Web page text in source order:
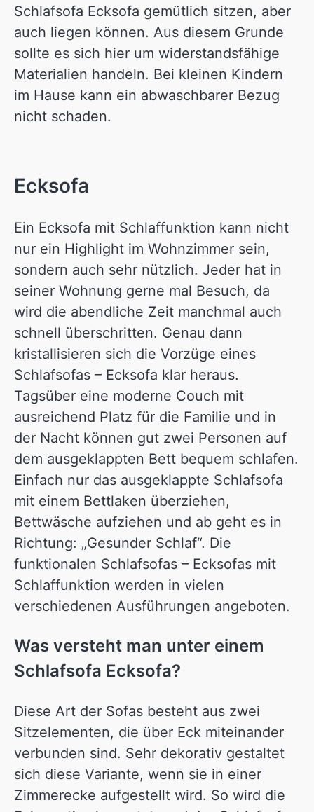
Schlafsofa Ecksofa gemütlich sitzen, aber
auch liegen können. Aus diesem Grunde
sollte es sich hier um widerstandsfähige
Materialien handeln. Bei kleinen Kindern
im Hause kann ein abwaschbarer Bezug
nicht schaden.
Ecksofa
Ein Ecksofa mit Schlaffunktion kann nicht
nur ein Highlight im Wohnzimmer sein,
sondern auch sehr nützlich. Jeder hat in
seiner Wohnung gerne mal Besuch, da
wird die abendliche Zeit manchmal auch
schnell überschritten. Genau dann
kristallisieren sich die Vorzüge eines
Schlafsofas – Ecksofa klar heraus.
Tagsüber eine moderne Couch mit
ausreichend Platz für die Familie und in
der Nacht können gut zwei Personen auf
dem ausgeklappten Bett bequem schlafen.
Einfach nur das ausgeklappte Schlafsofa
mit einem Bettlaken überziehen,
Bettwäsche aufziehen und ab geht es in
Richtung: „Gesunder Schlaf“. Die
funktionalen Schlafsofas – Ecksofas mit
Schlaffunktion werden in vielen
verschiedenen Ausführungen angeboten.
Was versteht man unter einem
Schlafsofa Ecksofa?
Diese Art der Sofas besteht aus zwei
Sitzelementen, die über Eck miteinander
verbunden sind. Sehr dekorativ gestaltet
sich diese Variante, wenn sie in einer
Zimmerecke aufgestellt wird. So wird die